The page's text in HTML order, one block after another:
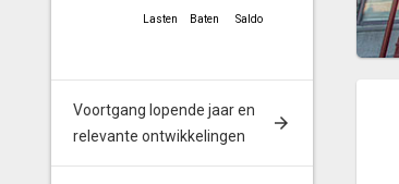
Voortgang lopende jaar en
relevante ontwikkelingen
Lasten Baten Saldo